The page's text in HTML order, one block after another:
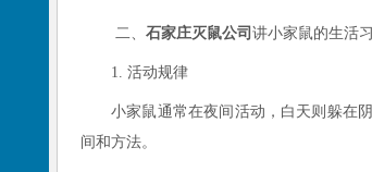
二、 石家庄灭鼠公司 讲小家鼠的生活
1. 活动规律
小家鼠通常在夜间活动，白天则躲在
间和方法。